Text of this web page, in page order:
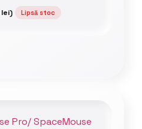
lei) Lipsă stoc